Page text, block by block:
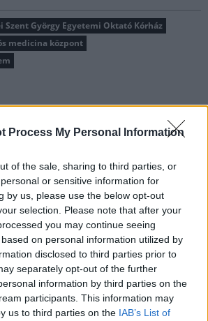
Process My Personal Information
of the sale, sharing to third parties, or
or sensitive information for
by us, please use the below opt-out
selection. Please note that after your
you may continue seeing
on personal information utilized by
disclosed to third parties prior to
separately opt-out of the further
information by third parties on the
participants. This information may
us to third parties on the IAB’s List of
Szent György Egyetemi Oktató Kórház
medicina központ